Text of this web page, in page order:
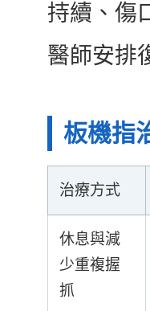
持續、傷
醫師安排
板機指
治療方式
休息與減
少重複握
抓